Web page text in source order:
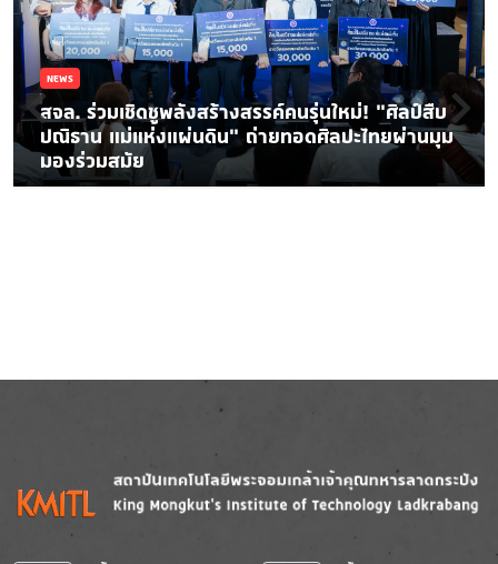
NEWS
สจล. ร่วมเชิดชูพลังสร้างสรรค์คนรุ่นใหม่! “ศิลป์สืบ
ปณิธาน แม่แห่งแผ่นดิน” ถ่ายทอดศิลปะไทยผ่านมุม
มองร่วมสมัย
Image